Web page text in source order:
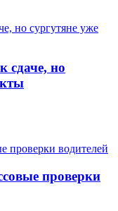
сдаче, но
проверки